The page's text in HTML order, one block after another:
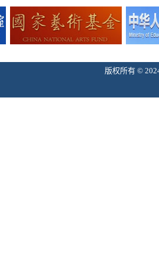
版权所有 ©